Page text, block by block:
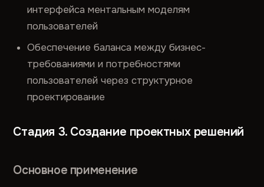
интерфейса ментальным моделям
пользователей
Обеспечение баланса между бизнес-
требованиями и потребностями
пользователей через структурное
проектирование
Стадия 3. Создание проектных решений
Основное применение